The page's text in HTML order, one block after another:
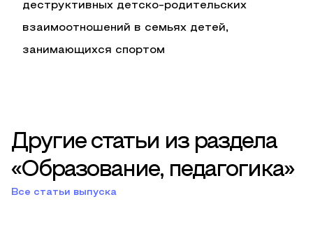
деструктивных детско-родительских
взаимоотношений в семьях детей,
занимающихся спортом
Другие статьи из раздела
«Образование, педагогика»
Все статьи выпуска